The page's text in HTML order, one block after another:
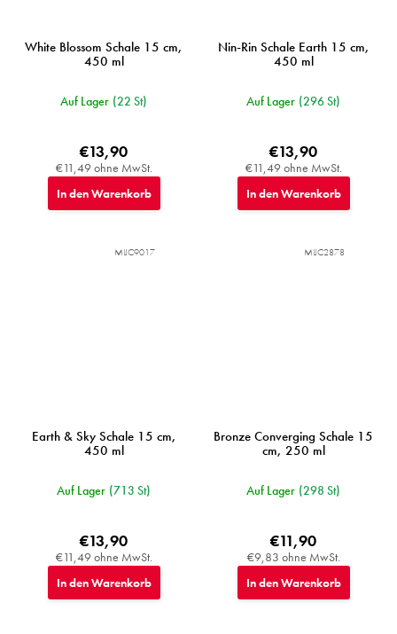
White Blossom Schale 15 cm,
450 ml
Auf Lager (22 St)
€11,49 ohne MwSt.
€13,90
In den Warenkorb
Nin-Rin Schale Earth 15 cm,
450 ml
Auf Lager (296 St)
€11,49 ohne MwSt.
€13,90
In den Warenkorb
Earth & Sky Schale 15 cm,
450 ml
Auf Lager (713 St)
€11,49 ohne MwSt.
€13,90
In den Warenkorb
MIJC9017
Bronze Converging Schale 15
cm, 250 ml
Auf Lager (298 St)
€9,83 ohne MwSt.
€11,90
In den Warenkorb
MIJC2878